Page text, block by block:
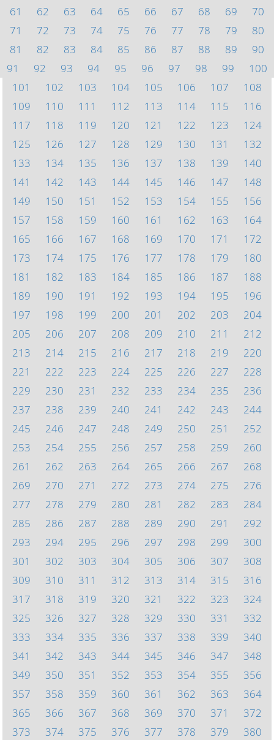
61
62 63 64 65 66 67 68 69
70
71
72 73 74 75 76 77 78 79
80
81
82 83 84 85 86 87 88 89
90
91
92 93 94 95 96 97 98 99
100
101
102 103 104 105 106 107
108
109
110 111 112 113 114 115
116
117
118 119 120 121 122 123
124
125
126 127 128 129 130 131
132
133
134 135 136 137 138 139
140
141
142 143 144 145 146 147
148
149
150 151 152 153 154 155
156
157
158 159 160 161 162 163
164
165
166 167 168 169 170 171
172
173
174 175 176 177 178 179
180
181
182 183 184 185 186 187
188
189
190 191 192 193 194 195
196
197
198 199 200 201 202 203
204
205
206 207 208 209 210 211
212
213
214 215 216 217 218 219
220
221
222 223 224 225 226 227
228
229
230 231 232 233 234 235
236
237
238 239 240 241 242 243
244
245
246 247 248 249 250 251
252
253
254 255 256 257 258 259
260
261
262 263 264 265 266 267
268
269
270 271 272 273 274 275
276
277
278 279 280 281 282 283
284
285
286 287 288 289 290 291
292
293
294 295 296 297 298 299
300
301
302 303 304 305 306 307
308
309
310 311 312 313 314 315
316
317
318 319 320 321 322 323
324
325
326 327 328 329 330 331
332
333
334 335 336 337 338 339
340
341
342 343 344 345 346 347
348
349
350 351 352 353 354 355
356
357
358 359 360 361 362 363
364
365
366 367 368 369 370 371
372
373
374 375 376 377 378 379 380